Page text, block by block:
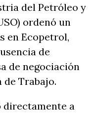
del Petróleo y
ordenó un
en Ecopetrol,
de
de negociación
de Trabajo.
directamente a